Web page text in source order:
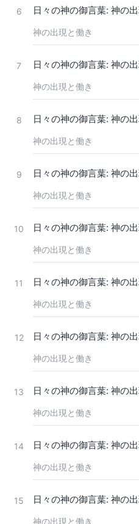
6 日々の神の御言葉: 神の
神の出現と働き
7 日々の神の御言葉: 神の
神の出現と働き
8 日々の神の御言葉: 神の
神の出現と働き
9 日々の神の御言葉: 神の
神の出現と働き
10 日々の神の御言葉: 神の
神の出現と働き
11 日々の神の御言葉: 神の
神の出現と働き
12 日々の神の御言葉: 神の
神の出現と働き
13 日々の神の御言葉: 神の
神の出現と働き
14 日々の神の御言葉: 神の
神の出現と働き
15 日々の神の御言葉: 神の
神の出現と働き